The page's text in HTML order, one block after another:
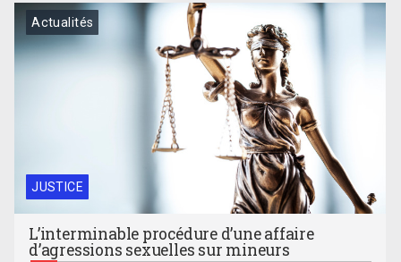
JUSTICE
Actualités
L’interminable procédure d’une affaire
d’agressions sexuelles sur mineurs